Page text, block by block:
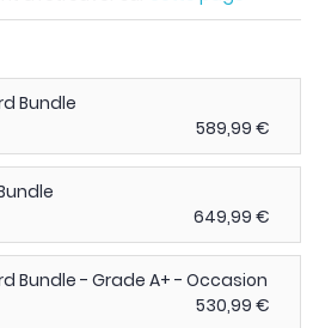
Bundle
589,99 €
649,99 €
Bundle - Grade A+ - Occasion
530,99 €